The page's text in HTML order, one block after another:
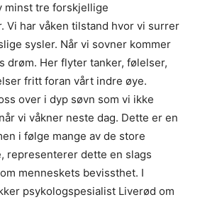
minst tre forskjellige
Vi har våken tilstand hvor vi surrer
sysler. Når vi sovner kommer
drøm. Her flyter tanker, følelser,
fritt foran vårt indre øye.
over i dyp søvn som vi ikke
vi våkner neste dag. Dette er en
i følge mange av de store
representerer dette en slags
menneskets bevissthet. I
psykologspesialist Liverød om